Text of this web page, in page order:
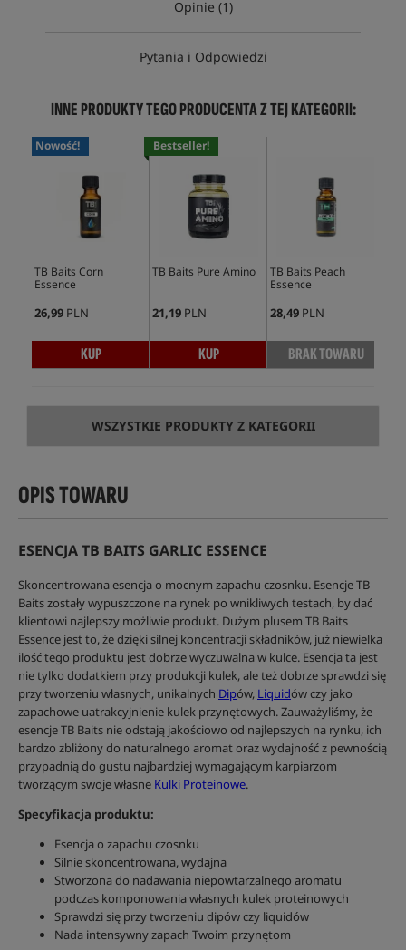
Opinie (1)
Pytania i Odpowiedzi
INNE PRODUKTY TEGO PRODUCENTA Z TEJ KATEGORII:
Nowość!
TB Baits Corn
Essence
26,99 PLN
KUP
Bestseller!
TB Baits Pure Amino
21,19 PLN
KUP
TB Baits Peach
Essence
28,49 PLN
BRAK TOWARU
WSZYSTKIE PRODUKTY Z KATEGORII
OPIS TOWARU
ESENCJA TB BAITS GARLIC ESSENCE
Skoncentrowana esencja o mocnym zapachu czosnku. Esencje TB
Baits zostały wypuszczone na rynek po wnikliwych testach, by dać
klientowi najlepszy możliwie produkt. Dużym plusem TB Baits
Essence jest to, że dzięki silnej koncentracji składników, już niewielka
ilość tego produktu jest dobrze wyczuwalna w kulce. Esencja ta jest
nie tylko dodatkiem przy produkcji kulek, ale też dobrze sprawdzi się
przy tworzeniu własnych, unikalnych Dipów, Liquidów czy jako
zapachowe uatrakcyjnienie kulek przynętowych. Zauważyliśmy, że
esencje TB Baits nie odstają jakościowo od najlepszych na rynku, ich
bardzo zbliżony do naturalnego aromat oraz wydajność z pewnością
przypadnią do gustu najbardziej wymagającym karpiarzom
tworzącym swoje własne Kulki Proteinowe.
Specyfikacja produktu:
Esencja o zapachu czosnku
Silnie skoncentrowana, wydajna
Stworzona do nadawania niepowtarzalnego aromatu
podczas komponowania własnych kulek proteinowych
Sprawdzi się przy tworzeniu dipów czy liquidów
Nada intensywny zapach Twoim przynętom